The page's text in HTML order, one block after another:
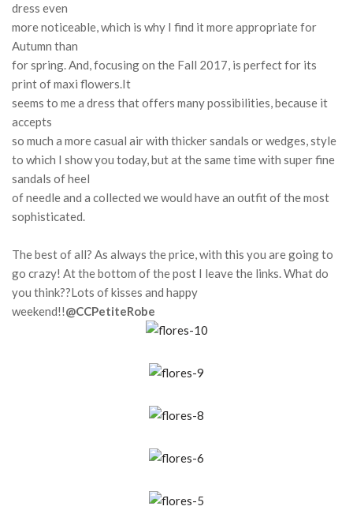
dress even
more noticeable, which is why I find it more appropriate for
Autumn than
for spring.And, focusing on the Fall 2017, is perfect for its
print of maxi flowers.It
seems to me a dress that offers many possibilities, because it
accepts
so much a more casual air with thicker sandals or wedges, style
to which I show you today, but at the same time with super fine
sandals of heel
of needle and a collected we would have an outfit of the most
sophisticated.
The best of all? As always the price, with this you are going to
go crazy! At the bottom of the post I leave the links.What do
you think??Lots of kisses and happy
weekend!!@CCPetiteRobe